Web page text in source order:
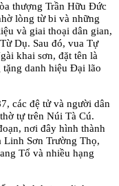
thượng Trần Hữu Đức
lòng từ bi và những
và giai thoại dân gian,
Dụ. Sau đó, vua Tự
khai sơn, đặt tên là
danh hiệu Đại lão
các đệ tử và người dân
tự trên Núi Tà Cú.
nơi đây hình thành
Linh Sơn Trường Thọ,
Tổ và nhiều hạng